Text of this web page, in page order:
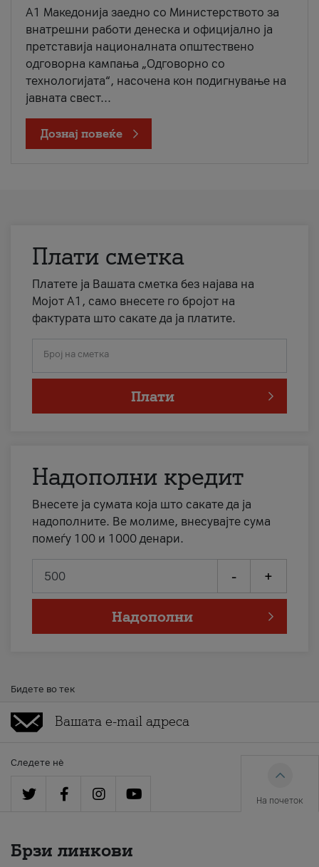
A1 Македонија заедно со Министерството за
внатрешни работи денеска и официјално ја
претставија националната општествено
одговорна кампања „Одговорно со
технологијата“, насочена кон подигнување на
јавната свест...
Дознај повеќе
Плати сметка
Платете ја Вашата сметка без најава на
Мојот А1, само внесете го бројот на
фактурата што сакате да ја платите.
Број на сметка
Плати
Надополни кредит
Внесете ја сумата која што сакате да ја
надополните. Ве молиме, внесувајте сума
помеѓу 100 и 1000 денари.
- +
Надополни
Бидете во тек
Следете нè
На почеток
Брзи линкови